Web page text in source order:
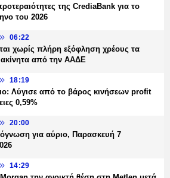
της CrediaBank για το
του 2026
06:22
χωρίς πλήρη εξόφληση χρέους τα
ακίνητα από την ΑΑΔΕ
18:19
Λύγισε από το βάρος κινήσεων profit
0,59%
20:00
για αύριο, Παρασκευή 7
14:29